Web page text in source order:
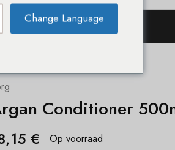
WEBSHOP!
Conditioner
€ Op voorraad
Change Language